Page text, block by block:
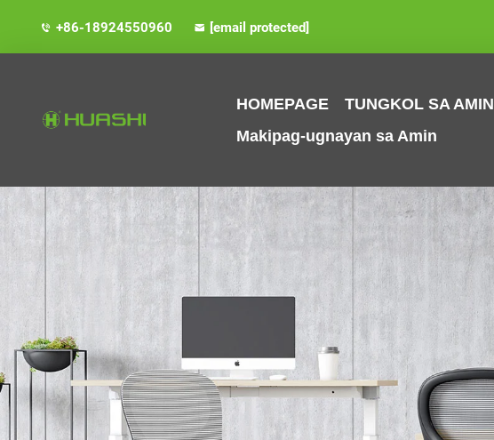
+86-18924550960 [email protected]
HOMEPAGE TUNGKOL SA AMIN
Makipag-ugnayan sa Amin